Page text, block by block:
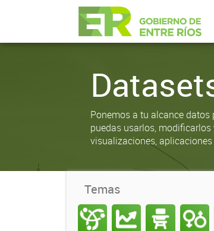
Ponemos a tu alcance
puedas usarlos,
visualizaciones,
Temas